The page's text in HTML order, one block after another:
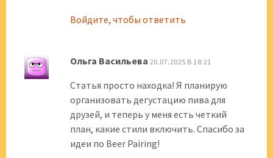
Войдите, чтобы ответить
Ольга Васильева 20.07.2025 В 18:21
Статья просто находка! Я планирую
организовать дегустацию пива для
друзей, и теперь у меня есть четкий
план, какие стили включить. Спасибо за
идеи по Beer Pairing!